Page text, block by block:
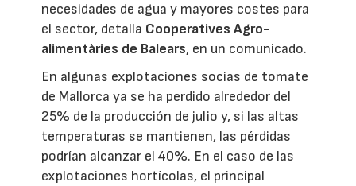
necesidades de agua y mayores costes para
el sector, detalla Cooperatives Agro-
alimentàries de Balears, en un comunicado.
En algunas explotaciones socias de tomate
de Mallorca ya se ha perdido alrededor del
25% de la producción de julio y, si las altas
temperaturas se mantienen, las pérdidas
podrían alcanzar el 40%. En el caso de las
explotaciones hortícolas, el principal